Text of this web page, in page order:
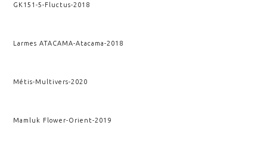
GK151-5-Fluctus-2018
Larmes ATACAMA-Atacama-2018
Métis-Multivers-2020
Mamluk Flower-Orient-2019